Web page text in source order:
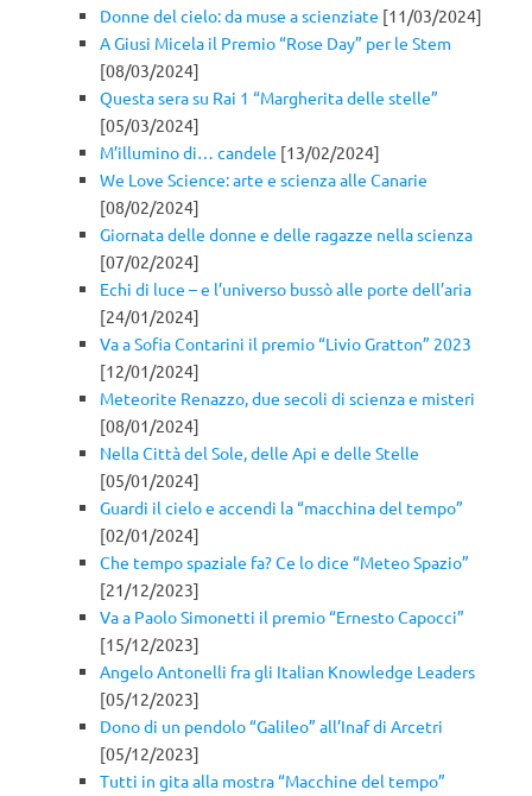
Donne del cielo: da muse a scienziate [11/03/2024]
A Giusi Micela il Premio “Rose Day” per le Stem
[08/03/2024]
Questa sera su Rai 1 “Margherita delle stelle”
[05/03/2024]
M’illumino di… candele [13/02/2024]
We Love Science: arte e scienza alle Canarie
[08/02/2024]
Giornata delle donne e delle ragazze nella scienza
[07/02/2024]
Echi di luce – e l’universo bussò alle porte dell’aria
[24/01/2024]
Va a Sofia Contarini il premio “Livio Gratton” 2023
[12/01/2024]
Meteorite Renazzo, due secoli di scienza e misteri
[08/01/2024]
Nella Città del Sole, delle Api e delle Stelle
[05/01/2024]
Guardi il cielo e accendi la “macchina del tempo”
[02/01/2024]
Che tempo spaziale fa? Ce lo dice “Meteo Spazio”
[21/12/2023]
Va a Paolo Simonetti il premio “Ernesto Capocci”
[15/12/2023]
Angelo Antonelli fra gli Italian Knowledge Leaders
[05/12/2023]
Dono di un pendolo “Galileo” all’Inaf di Arcetri
[05/12/2023]
Tutti in gita alla mostra “Macchine del tempo”